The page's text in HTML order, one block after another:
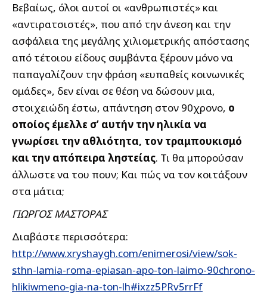
Βεβαίως, όλοι αυτοί οι «ανθρωπιστές» και
«αντιρατσιστές», που από την άνεση και την
ασφάλεια της μεγάλης χιλιομετρικής απόστασης
από τέτοιου είδους συμβάντα ξέρουν μόνο να
παπαγαλίζουν την φράση «ευπαθείς κοινωνικές
ομάδες», δεν είναι σε θέση να δώσουν μια,
στοιχειώδη έστω, απάντηση στον 90χρονο, ο
οποίος έμελλε σ’ αυτήν την ηλικία να
γνωρίσει την αθλιότητα, τον τραμπουκισμό
και την απόπειρα ληστείας. Τι θα μπορούσαν
άλλωστε να του πουν; Και πώς να τον κοιτάξουν
στα μάτια;
ΓΙΩΡΓΟΣ ΜΑΣΤΟΡΑΣ
Διαβάστε περισσότερα:
http://www.xryshaygh.com/enimerosi/view/sok-
sthn-lamia-roma-epiasan-apo-ton-laimo-90chrono-
hlikiwmeno-gia-na-ton-lh#ixzz5PRv5rrFf